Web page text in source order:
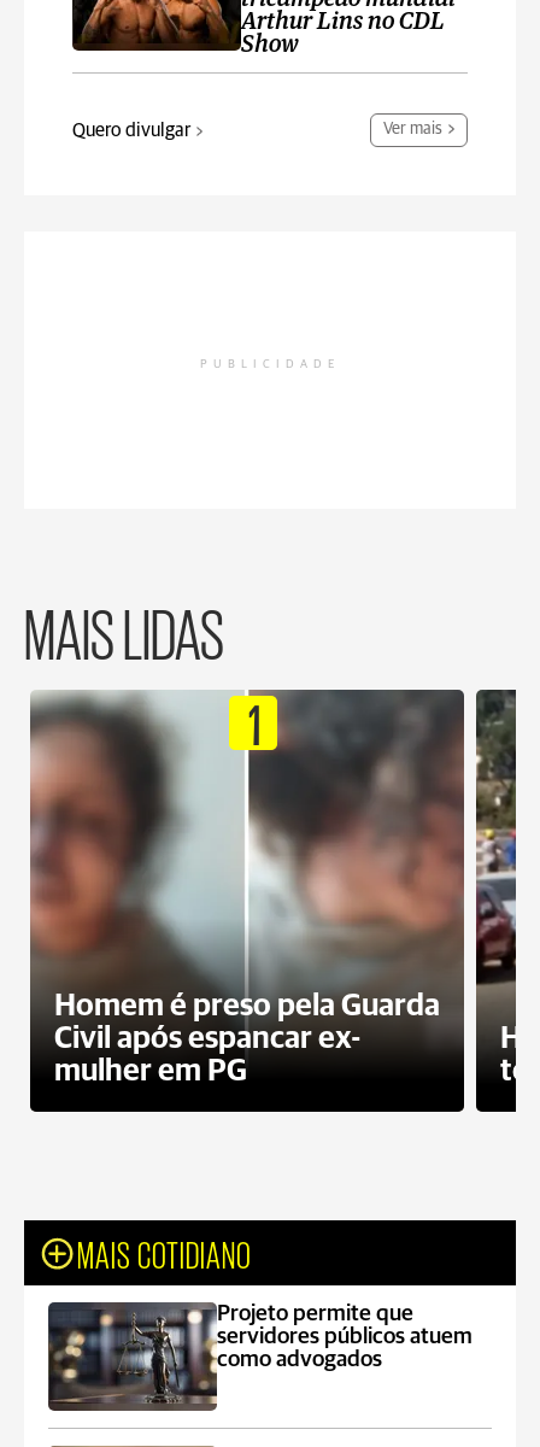
Arthur Lins no CDL
Show
Quero divulgar Ver mais
PUBLICIDADE
MAIS LIDAS
1
Homem é preso pela Guarda
Civil após espancar ex-
mulher em PG
MAIS COTIDIANO
Projeto permite que
servidores públicos atuem
como advogados